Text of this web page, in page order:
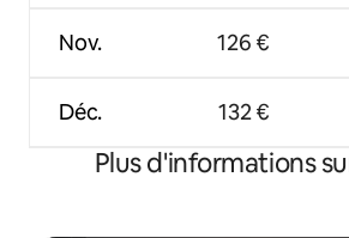
Nov.
Déc.
126 €
132 €
Plus d'informations